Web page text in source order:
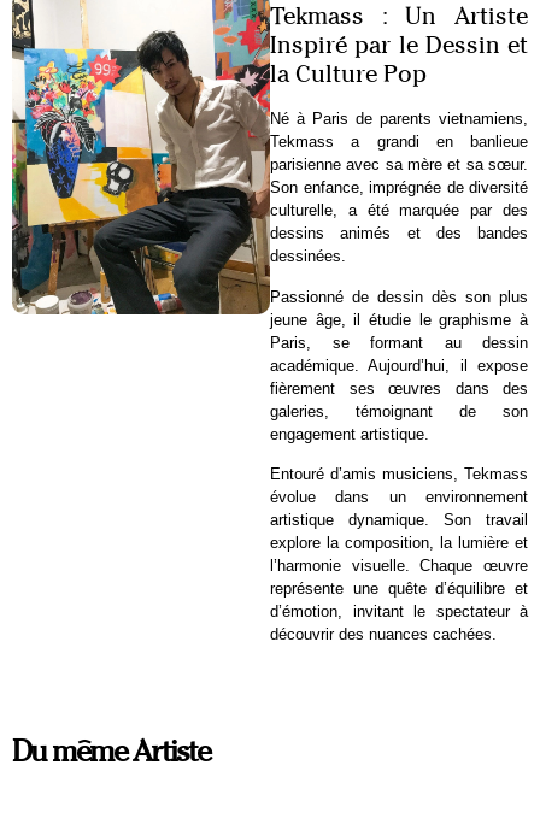
Tekmass : Un Artiste
Inspiré par le Dessin et
la Culture Pop
Né à Paris de parents vietnamiens,
Tekmass a grandi en banlieue
parisienne avec sa mère et sa sœur.
Son enfance, imprégnée de diversité
culturelle, a été marquée par des
dessins animés et des bandes
dessinées.
Passionné de dessin dès son plus
jeune âge, il étudie le graphisme à
Paris, se formant au dessin
académique. Aujourd’hui, il expose
fièrement ses œuvres dans des
galeries, témoignant de son
engagement artistique.
Entouré d’amis musiciens, Tekmass
évolue dans un environnement
artistique dynamique. Son travail
explore la composition, la lumière et
l’harmonie visuelle. Chaque œuvre
représente une quête d’équilibre et
d’émotion, invitant le spectateur à
découvrir des nuances cachées.
Du même Artiste